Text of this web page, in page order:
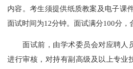
内容。考生须提供纸质教案及电子课
面试时间为12分钟。面试满分100分，
面试前，由学术委员会对应聘人
进行审核，对持有副高级及以上专业